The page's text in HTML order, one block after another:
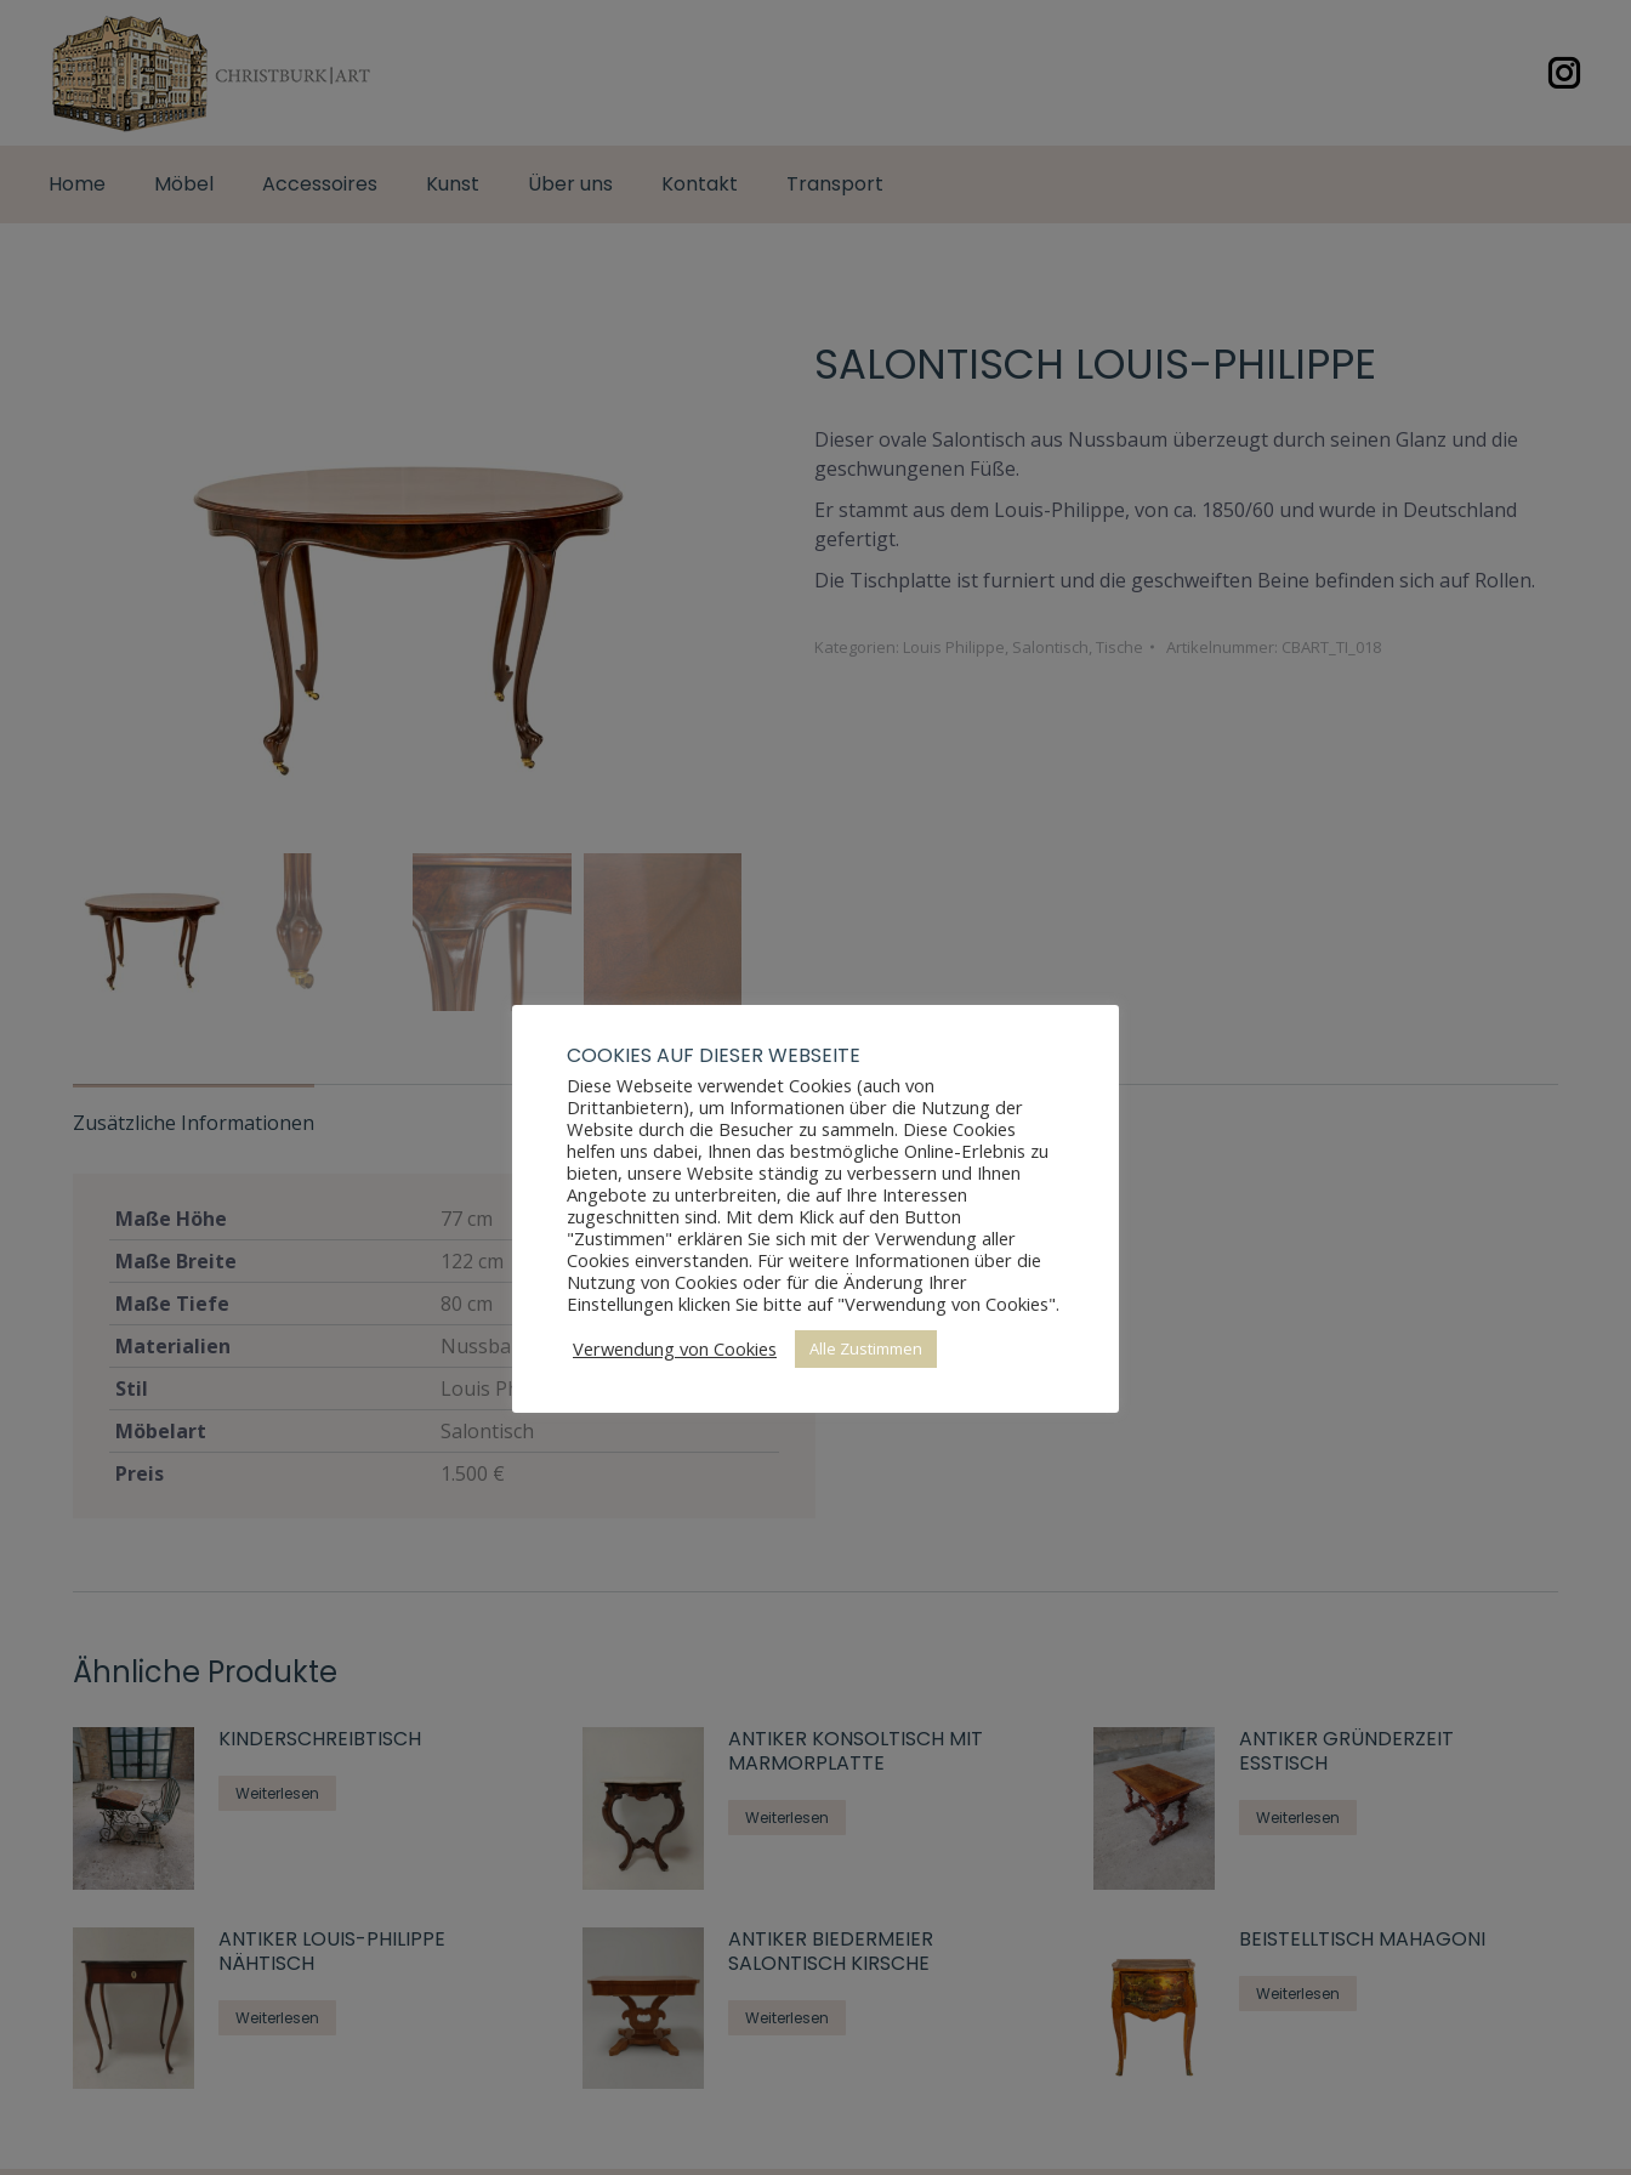
Home Möbel Accessoires Kunst Über uns Kontakt Transport
SALONTISCH LOUIS-PHILIPPE
Dieser ovale Salontisch aus Nussbaum überzeugt durch seinen Glanz und die
geschwungenen Füße.
Er stammt aus dem Louis-Philippe, von ca. 1850/60 und wurde in Deutschland
gefertigt.
Die Tischplatte ist furniert und die geschweiften Beine befinden sich auf Rollen.
Kategorien: Louis Philippe, Salontisch, Tische Artikelnummer: CBART_TI_018
Zusätzliche Informationen
Maße Höhe
77 cm
Maße Breite
122 cm
Maße Tiefe
80 cm
Materialien
Nussbaum
Stil
Louis Philippe
Möbelart
Salontisch
Preis
1.500 €
Ähnliche Produkte
KINDERSCHREIBTISCH
Weiterlesen
ANTIKER KONSOLTISCH MIT
MARMORPLATTE
Weiterlesen
ANTIKER GRÜNDERZEIT
ESSTISCH
Weiterlesen
ANTIKER LOUIS-PHILIPPE
NÄHTISCH
Weiterlesen
ANTIKER BIEDERMEIER
SALONTISCH KIRSCHE
Weiterlesen
BEISTELLTISCH MAHAGONI
Weiterlesen
COOKIES AUF DIESER WEBSEITE
Diese Webseite verwendet Cookies (auch von
Drittanbietern), um Informationen über die Nutzung der
Website durch die Besucher zu sammeln. Diese Cookies
helfen uns dabei, Ihnen das bestmögliche Online-Erlebnis zu
bieten, unsere Website ständig zu verbessern und Ihnen
Angebote zu unterbreiten, die auf Ihre Interessen
zugeschnitten sind. Mit dem Klick auf den Button
"Zustimmen" erklären Sie sich mit der Verwendung aller
Cookies einverstanden. Für weitere Informationen über die
Nutzung von Cookies oder für die Änderung Ihrer
Einstellungen klicken Sie bitte auf "Verwendung von Cookies".
Verwendung von Cookies
Alle Zustimmen